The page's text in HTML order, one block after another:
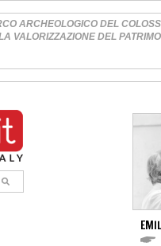
ARCHEOLOGICO DEL
VALORIZZAZIONE DEL